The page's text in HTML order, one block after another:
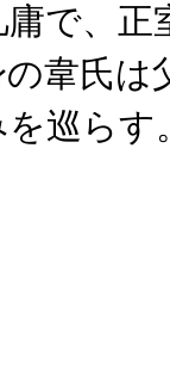
庸で、
韋氏は
巡らす